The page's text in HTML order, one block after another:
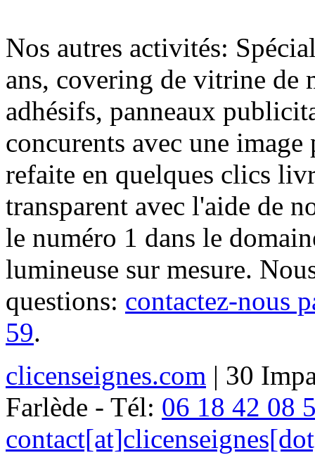
Nos autres activités:
ans, covering de vitrine de
adhésifs, panneaux
concurents avec une
refaite en quelques clics
transparent avec l'aide de
le numéro 1 dans le
lumineuse sur mesure.
questions: contactez-nous
59.
clicenseignes.com | 30
Farlède - Tél: 06 18 42 08